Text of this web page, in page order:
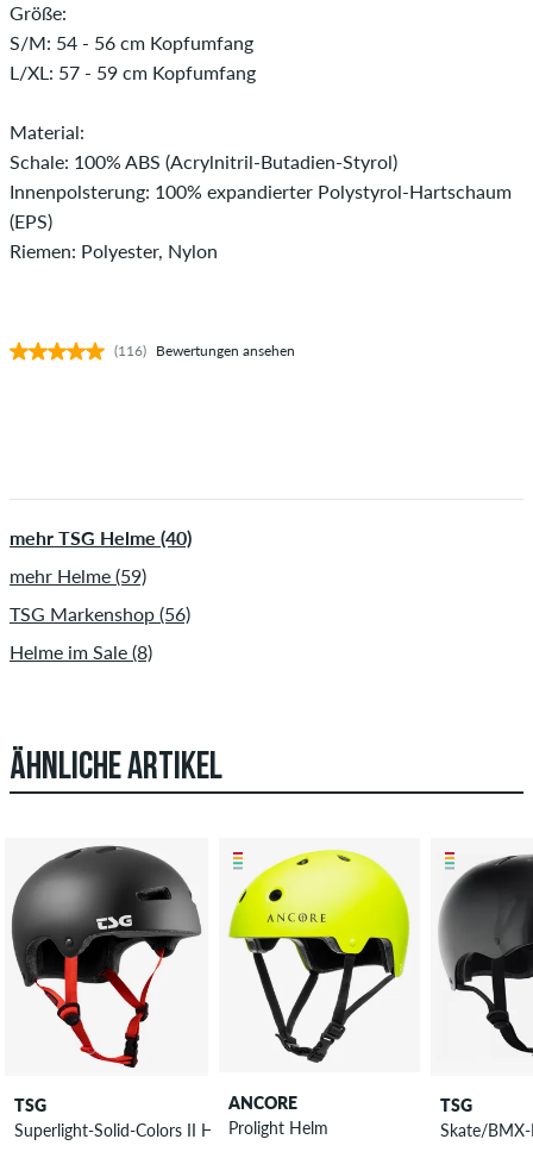
Größe:
S/M: 54 - 56 cm Kopfumfang
L/XL: 57 - 59 cm Kopfumfang
Material:
Schale: 100% ABS (Acrylnitril-Butadien-Styrol)
Innenpolsterung: 100% expandierter Polystyrol-Hartschaum
(EPS)
Riemen: Polyester, Nylon
(116) Bewertungen ansehen
mehr TSG Helme (40)
mehr Helme (59)
TSG Markenshop (56)
Helme im Sale (8)
ÄHNLICHE ARTIKEL
TSG
Superlight-Solid-Colors II Helm
ANCORE
Prolight Helm
TSG
Skate/